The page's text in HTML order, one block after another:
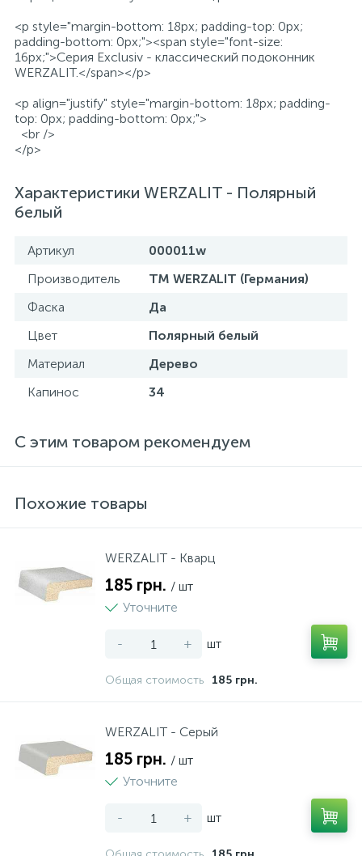
<p style="margin-bottom: 18px; padding-top: 0px;
padding-bottom: 0px;"><span style="font-size:
16px;">Серия Exclusiv - классический подоконник
WERZALIT.</span></p>
<p align="justify" style="margin-bottom: 18px; padding-
top: 0px; padding-bottom: 0px;">
<br />
</p>
Характеристики WERZALIT - Полярный
белый
Артикул
000011w
Производитель
TM WERZALIT (Германия)
Фаска
Да
Цвет
Полярный белый
Материал
Дерево
Капинос
34
С этим товаром рекомендуем
Похожие товары
WERZALIT - Кварц
185 грн. / шт
Уточните
- + шт
Общая стоимость 185 грн.
WERZALIT - Серый
185 грн. / шт
Уточните
- + шт